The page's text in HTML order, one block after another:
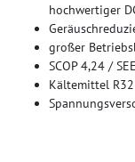
hochwertiger
großer
SCOP 4,24 /
Kältemittel R32